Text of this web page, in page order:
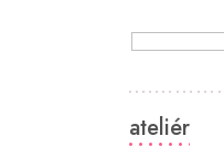
P
s
t
rateliér